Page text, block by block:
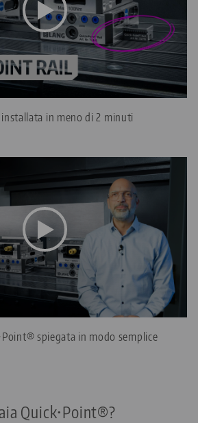
ospitato su YouTube. Per vedere il
i cookie multimediali nella sezione
sulla privacy.
in meno di 2 minuti
ospitato su YouTube. Per vedere il
i cookie multimediali nella sezione
sulla privacy
spiegata in modo semplice
Quick•Point®?